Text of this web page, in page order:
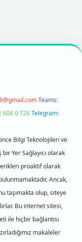
Teams:
606 0 726Telegram:
Bilgi Teknolojileri ve
Yer Sağlayıcı olarak
proaktif olarak
Ancak,
taşımakta olup, siteye
Bu internet sitesi,
ile hiçbir bağlantısı
makaleler